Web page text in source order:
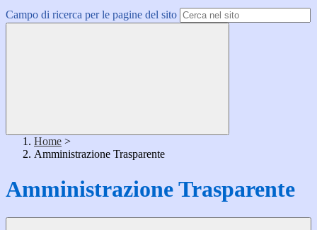
Campo di ricerca per le pagine del sito
Home >
Amministrazione Trasparente
Amministrazione Trasparente